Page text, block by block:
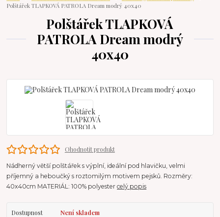
Polštářek TLAPKOVÁ PATROLA Dream modrý 40x40
Polštářek TLAPKOVÁ
PATROLA Dream modrý
40x40
Ohodnotit produkt
Nádherný větší polštářek s výplní, ideální pod hlavičku, velmi
příjemný a heboučký s roztomilým motivem pejsků. Rozměry:
40x40cm MATERIÁL: 100% polyestercelý popis
Dostupnost Není skladem